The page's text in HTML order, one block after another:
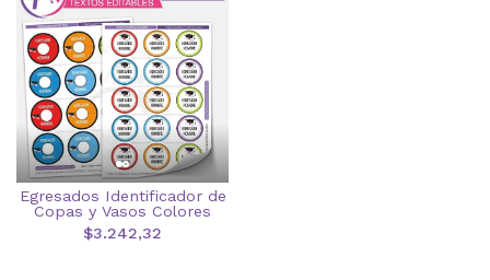
Egresados Identificador de
Copas y Vasos Colores
$3.242,32